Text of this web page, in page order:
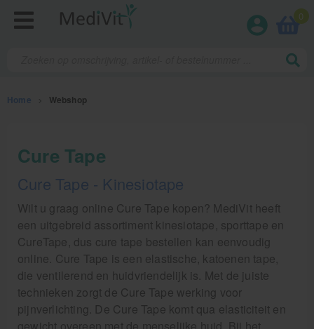
0
Home Webshop
Fysiotherapieproducten
Verbruiksmaterialen
Massage
Massagetafels
Sportbraces
EHBO en BHV
Pedicure artikelen
Cure Tape
Cure Tape - Kinesiotape
Wilt u graag online Cure Tape kopen? MediVit heeft
een uitgebreid assortiment kinesiotape, sporttape en
CureTape, dus cure tape bestellen kan eenvoudig
online. Cure Tape is een elastische, katoenen tape,
die ventilerend en huidvriendelijk is. Met de juiste
technieken zorgt de Cure Tape werking voor
pijnverlichting. De Cure Tape komt qua elasticiteit en